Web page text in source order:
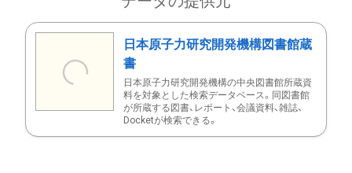
日本原子力研究開発機構図書館蔵
書
日本原子力研究開発機構の中央図書館所蔵資
料を対象とした検索データベース。同図書館
が所蔵する図書、レポート、会議資料、雑誌、
Docketが検索できる。